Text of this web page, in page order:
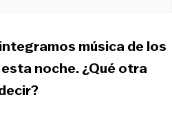
música de los
noche. ¿Qué otra